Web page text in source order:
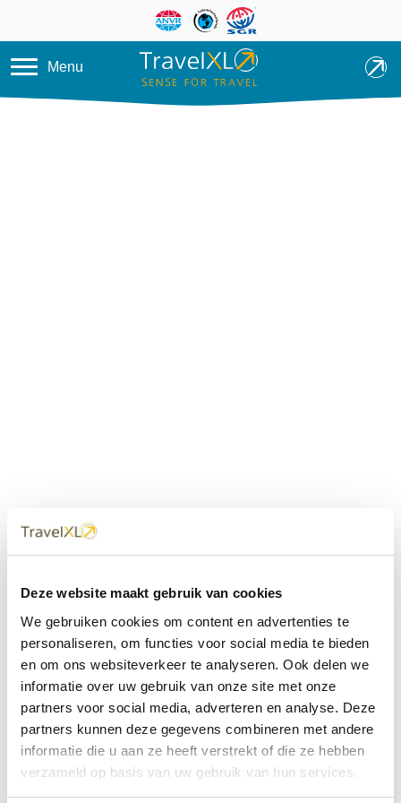
Deze website maakt gebruik van cookies
We gebruiken cookies om content en advertenties te
personaliseren, om functies voor social media te bieden
en om ons websiteverkeer te analyseren. Ook delen we
informatie over uw gebruik van onze site met onze
partners voor social media, adverteren en analyse. Deze
partners kunnen deze gegevens combineren met andere
informatie die u aan ze heeft verstrekt of die ze hebben
verzameld op basis van uw gebruik van hun services.
Overslaan en naar de inhoud
Menu
dichtbij
Met 60+ verkooppunten in Nederland en België staan wij
met onze XL Travelcenters, mobiele reisadviseurs van
TravelXL@Home en deze website altijd voor uw vakantie
klaar.
• Ontzorgen van A-Z • Onafhankelijk advies • Maatwerk •
Bespaar tijd en stress
TravelXLreisbureau's